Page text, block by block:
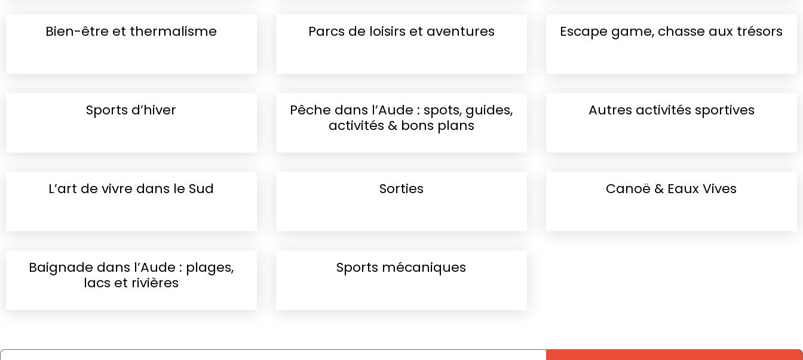
Bien-être et thermalisme Parcs de loisirs et aventures Escape game, chasse aux trésors
Sports d’hiver
Pêche dans l’Aude : spots, guides,
activités & bons plans
Autres activités sportives
L’art de vivre dans le Sud Sorties Canoë & Eaux Vives
Baignade dans l’Aude : plages,
lacs et rivières
Sports mécaniques